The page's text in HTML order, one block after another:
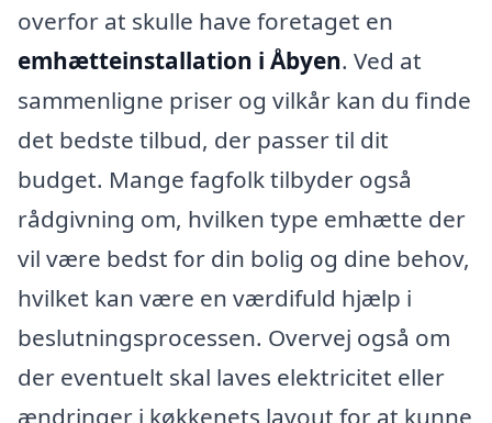
overfor at skulle have foretaget en
emhætteinstallation i Åbyen. Ved at
sammenligne priser og vilkår kan du finde
det bedste tilbud, der passer til dit
budget. Mange fagfolk tilbyder også
rådgivning om, hvilken type emhætte der
vil være bedst for din bolig og dine behov,
hvilket kan være en værdifuld hjælp i
beslutningsprocessen. Overvej også om
der eventuelt skal laves elektricitet eller
ændringer i køkkenets layout for at kunne